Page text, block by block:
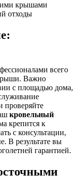
крышами
отходы
всего
Важно
с площадью дома,
проверяйте
кровельный
крепится к
с консультации,
В результате вы
гарантией.